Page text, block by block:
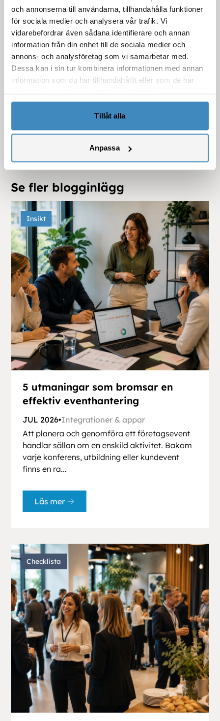
och annonserna till användarna, tillhandahålla funktioner
för sociala medier och analysera vår trafik. Vi
vidarebefordrar även sådana identifierare och annan
information från din enhet till de sociala medier och
annons- och analysföretag som vi samarbetar med.
Dessa kan i sin tur kombinera informationen med annan
information som du har tillhandahållit eller som de har
Tillåt alla
Anpassa
Sortera efter år
Se fler blogginlägg
Insikt
5 utmaningar som bromsar en
effektiv eventhantering
JUL 2026•Integrationer & appar
Att planera och genomföra ett företagsevent
handlar sällan om en enskild aktivitet. Bakom
varje konferens, utbildning eller kundevent
finns en ra...
Läs mer
Checklista